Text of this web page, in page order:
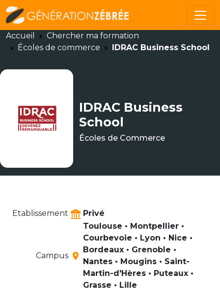
Accueil
Chercher ma formation
Écoles de commerce
IDRAC Business School
IDRAC Business
School
Écoles de Commerce
Etablissement Privé
Campus
Toulouse • Montpellier •
Courbevoie • Lyon • Nice •
Bordeaux • Grenoble •
Nantes • Mougins • Saint-
Martin-d'Hères • Puteaux •
Grasse • Lille